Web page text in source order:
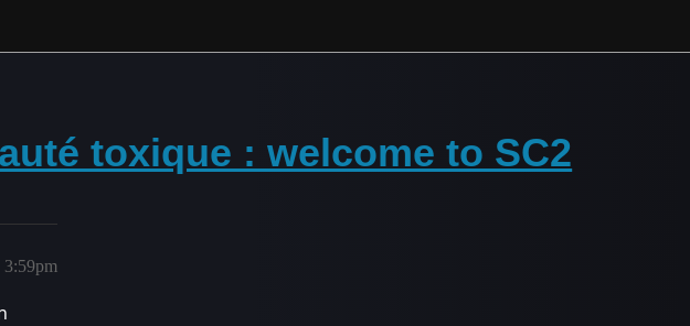
toxique : welcome to SC2
3:59pm